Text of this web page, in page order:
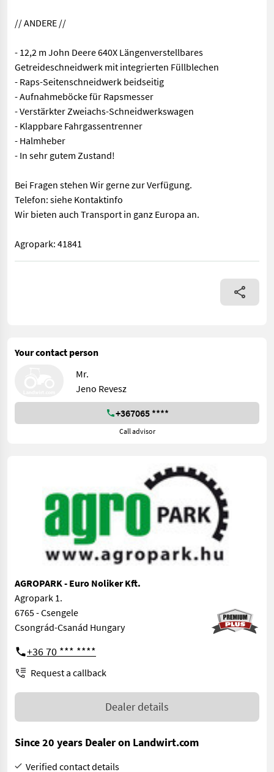
// ANDERE //
- 12,2 m John Deere 640X Längenverstellbares
Getreideschneidwerk mit integrierten Füllblechen
- Raps-Seitenschneidwerk beidseitig
- Aufnahmeböcke für Rapsmesser
- Verstärkter Zweiachs-Schneidwerkswagen
- Klappbare Fahrgassentrenner
- Halmheber
- In sehr gutem Zustand!
Bei Fragen stehen Wir gerne zur Verfügung.
Telefon: siehe Kontaktinfo
Wir bieten auch Transport in ganz Europa an.
Agropark: 41841
John Deere 640X 12,2 m VARIO Schneidwerk,
Your contact person
Mr.
Jeno Revesz
+367065 ****
Call advisor
AGROPARK - Euro Noliker Kft.
Agropark 1.
6765 - Csengele
Csongrád-Csanád Hungary
+36 70 *** ****
Request a callback
Dealer details
Since 20 years Dealer on Landwirt.com
Verified contact details